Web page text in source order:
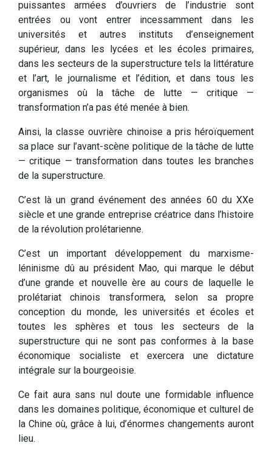
puissantes armées d’ouvriers de l’industrie sont
entrées ou vont entrer incessamment dans les
universités et autres instituts d’enseignement
supérieur, dans les lycées et les écoles primaires,
dans les secteurs de la superstructure tels la littérature
et l’art, le journalisme et l’édition, et dans tous les
organismes où la tâche de lutte — critique —
transformation n’a pas été menée à bien.
Ainsi, la classe ouvrière chinoise a pris héroïquement
sa place sur l’avant-scène politique de la tâche de lutte
— critique — transformation dans toutes les branches
de la superstructure.
C’est là un grand événement des années 60 du XXe
siècle et une grande entreprise créatrice dans l’histoire
de la révolution prolétarienne.
C’est un important développement du marxisme-
léninisme dû au président Mao, qui marque le début
d’une grande et nouvelle ère au cours de laquelle le
prolétariat chinois transformera, selon sa propre
conception du monde, les universités et écoles et
toutes les sphères et tous les secteurs de la
superstructure qui ne sont pas conformes à la base
économique socialiste et exercera une dictature
intégrale sur la bourgeoisie.
Ce fait aura sans nul doute une formidable influence
dans les domaines politique, économique et culturel de
la Chine où, grâce à lui, d’énormes changements auront
lieu.